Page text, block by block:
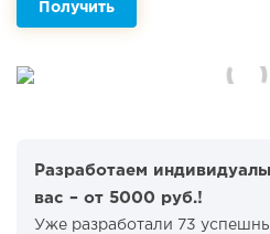
Получить
Разработаем
вас – от 5000 руб.!
Уже разработали 73